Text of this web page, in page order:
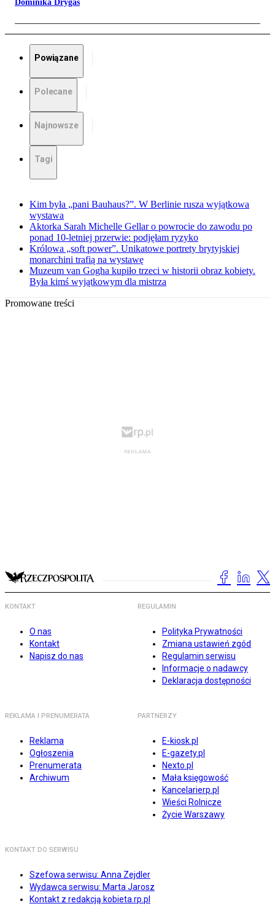
Dominika Drygas
Powiązane
Polecane
Najnowsze
Tagi
Kim była „pani Bauhaus?”. W Berlinie rusza wyjątkowa
wystawa
Aktorka Sarah Michelle Gellar o powrocie do zawodu po
ponad 10-letniej przerwie: podjęłam ryzyko
Królowa „soft power”. Unikatowe portrety brytyjskiej
monarchini trafią na wystawę
Muzeum van Gogha kupiło trzeci w historii obraz kobiety.
Była kimś wyjątkowym dla mistrza
Promowane treści
KONTAKT
O nas
Kontakt
Napisz do nas
REGULAMIN
Polityka Prywatności
Zmiana ustawień zgód
Regulamin serwisu
Informacje o nadawcy
Deklaracja dostępności
REKLAMA I PRENUMERATA
Reklama
Ogłoszenia
Prenumerata
Archiwum
PARTNERZY
E-kiosk.pl
E-gazety.pl
Nexto.pl
Mała księgowość
Kancelarierp.pl
Wieści Rolnicze
Życie Warszawy
KONTAKT DO SERWISU
Szefowa serwisu: Anna Zejdler
Wydawca serwisu: Marta Jarosz
Kontakt z redakcją kobieta.rp.pl